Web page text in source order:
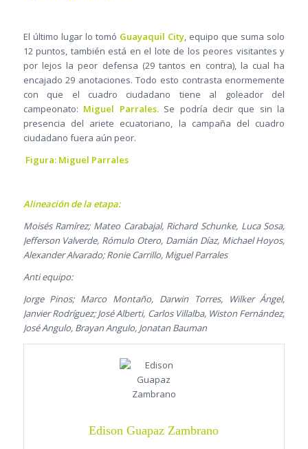
El último lugar lo tomó Guayaquil City, equipo que suma solo
12 puntos, también está en el lote de los peores visitantes y
por lejos la peor defensa (29 tantos en contra), la cual ha
encajado 29 anotaciones. Todo esto contrasta enormemente
con que el cuadro ciudadano tiene al goleador del
campeonato: Miguel Parrales.Se podría decir que sin la
presencia del ariete ecuatoriano, la campaña del cuadro
ciudadano fuera aún peor.
Figura: Miguel Parrales
Alineación de la etapa:
Moisés Ramírez; Mateo Carabajal, Richard Schunke, Luca Sosa;
Jefferson Valverde, Rómulo Otero, Damián Díaz, Michael Hoyos,
Alexander Alvarado; Ronie Carrillo, Miguel Parrales
Anti equipo:
Jorge Pinos; Marco Montaño, Darwin Torres, Wilker Ángel,
Janvier Rodríguez; José Alberti, Carlos Villalba, Wiston Fernández;
José Angulo, Brayan Angulo, Jonatan Bauman
Edison Guapaz Zambrano